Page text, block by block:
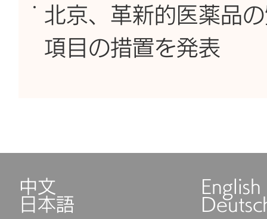
北京、革新的医薬品
項目の措置を発表
中文 English
日本語